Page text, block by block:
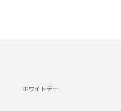
ホワイトデー